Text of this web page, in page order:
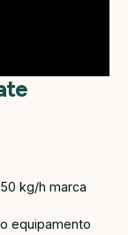
kg/h marca
equipamento